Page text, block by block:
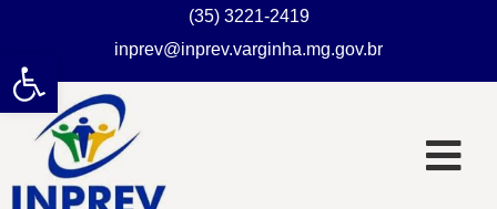
Abrir a barra de ferramentas
(35) 3221-2419
inprev@inprev.varginha.mg.gov.br